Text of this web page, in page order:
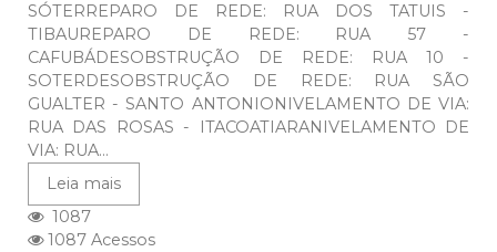
SÓTERREPARO DE REDE: RUA DOS TATUIS -
TIBAUREPARO DE REDE: RUA 57 -
CAFUBÁDESOBSTRUÇÃO DE REDE: RUA 10 -
SOTERDESOBSTRUÇÃO DE REDE: RUA SÃO
GUALTER - SANTO ANTONIONIVELAMENTO DE VIA:
RUA DAS ROSAS - ITACOATIARANIVELAMENTO DE
VIA: RUA...
Leia mais
1087
1087 Acessos